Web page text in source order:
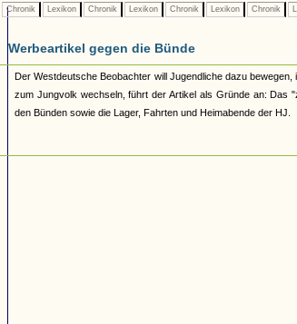
Chronik Lexikon Chronik Lexikon Chronik Lexikon Chronik
Werbeartikel gegen die Bünde
Der Westdeutsche Beobachter will Jugendliche dazu
zum Jungvolk wechseln, führt der Artikel als Gründe an: Das
den Bünden sowie die Lager, Fahrten und Heimabende der HJ.